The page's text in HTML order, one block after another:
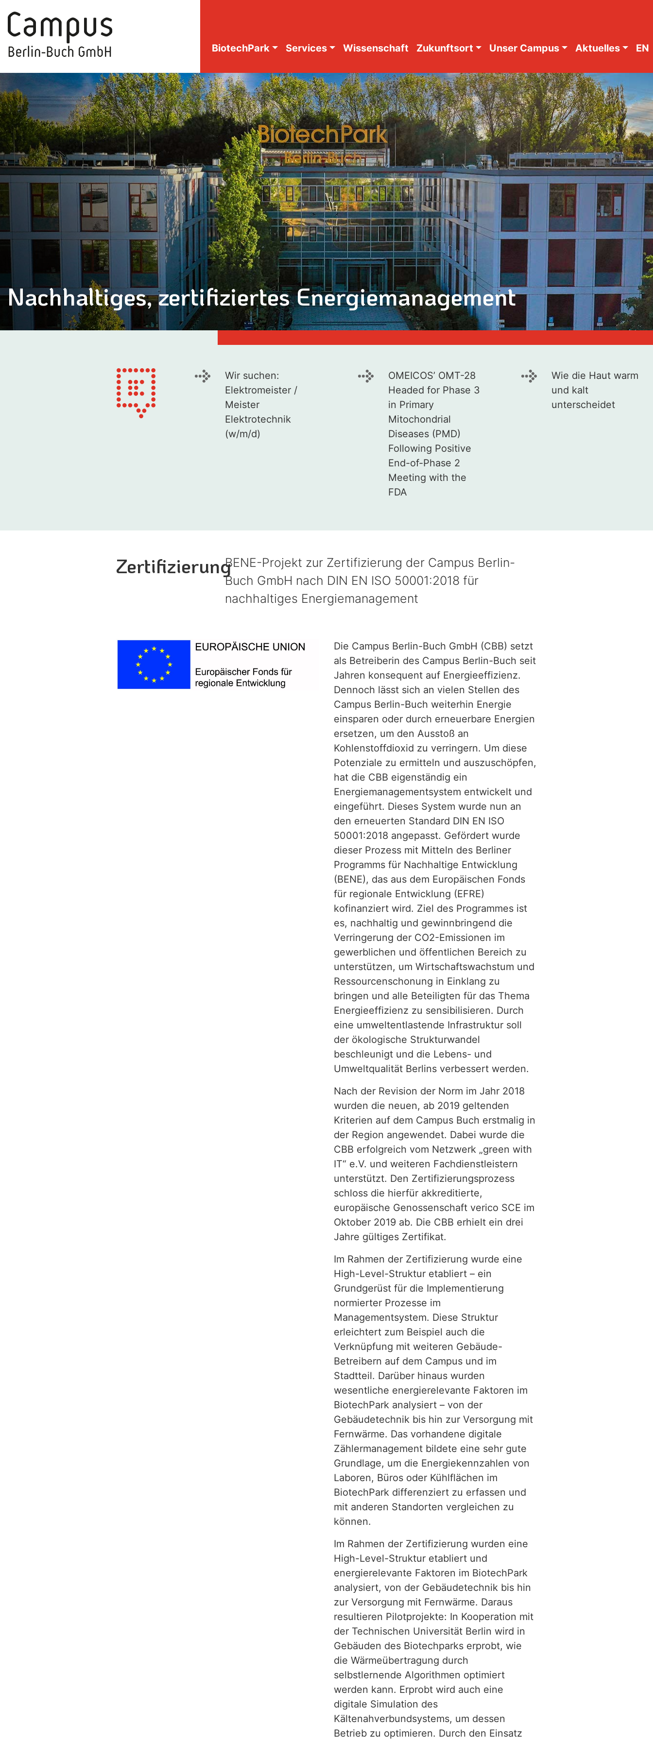
direkt zum Inhalt springen
BiotechPark Services Wissenschaft Zukunftsort Unser Campus Aktuelles EN
Nachhaltiges, zertifiziertes Energiemanagement
Wir suchen:
Elektromeister /
Meister
Elektrotechnik
(w/m/d)
OMEICOS’ OMT-28
Headed for Phase 3
in Primary
Mitochondrial
Diseases (PMD)
Following Positive
End-of-Phase 2
Meeting with the
FDA
Wie die Haut warm
und kalt
unterscheidet
ZertifizierungBENE-Projekt zur Zertifizierung der Campus Berlin-
Buch GmbH nach DIN EN ISO 50001:2018 für
nachhaltiges Energiemanagement
Die Campus Berlin-Buch GmbH (CBB) setzt
als Betreiberin des Campus Berlin-Buch seit
Jahren konsequent auf Energieeffizienz.
Dennoch lässt sich an vielen Stellen des
Campus Berlin-Buch weiterhin Energie
einsparen oder durch erneuerbare Energien
ersetzen, um den Ausstoß an
Kohlenstoffdioxid zu verringern. Um diese
Potenziale zu ermitteln und auszuschöpfen,
hat die CBB eigenständig ein
Energiemanagementsystem entwickelt und
eingeführt. Dieses System wurde nun an
den erneuerten Standard DIN EN ISO
50001:2018 angepasst. Gefördert wurde
dieser Prozess mit Mitteln des Berliner
Programms für Nachhaltige Entwicklung
(BENE), das aus dem Europäischen Fonds
für regionale Entwicklung (EFRE)
kofinanziert wird. Ziel des Programmes ist
es, nachhaltig und gewinnbringend die
Verringerung der CO2-Emissionen im
gewerblichen und öffentlichen Bereich zu
unterstützen, um Wirtschaftswachstum und
Ressourcenschonung in Einklang zu
bringen und alle Beteiligten für das Thema
Energieeffizienz zu sensibilisieren. Durch
eine umweltentlastende Infrastruktur soll
der ökologische Strukturwandel
beschleunigt und die Lebens- und
Umweltqualität Berlins verbessert werden.
Nach der Revision der Norm im Jahr 2018
wurden die neuen, ab 2019 geltenden
Kriterien auf dem Campus Buch erstmalig in
der Region angewendet. Dabei wurde die
CBB erfolgreich vom Netzwerk „green with
IT“ e.V. und weiteren Fachdienstleistern
unterstützt. Den Zertifizierungsprozess
schloss die hierfür akkreditierte,
europäische Genossenschaft verico SCE im
Oktober 2019 ab. Die CBB erhielt ein drei
Jahre gültiges Zertifikat.
Im Rahmen der Zertifizierung wurde eine
High-Level-Struktur etabliert – ein
Grundgerüst für die Implementierung
normierter Prozesse im
Managementsystem. Diese Struktur
erleichtert zum Beispiel auch die
Verknüpfung mit weiteren Gebäude-
Betreibern auf dem Campus und im
Stadtteil. Darüber hinaus wurden
wesentliche energierelevante Faktoren im
BiotechPark analysiert – von der
Gebäudetechnik bis hin zur Versorgung mit
Fernwärme. Das vorhandene digitale
Zählermanagement bildete eine sehr gute
Grundlage, um die Energiekennzahlen von
Laboren, Büros oder Kühlflächen im
BiotechPark differenziert zu erfassen und
mit anderen Standorten vergleichen zu
können.
Im Rahmen der Zertifizierung wurden eine
High-Level-Struktur etabliert und
energierelevante Faktoren im BiotechPark
analysiert, von der Gebäudetechnik bis hin
zur Versorgung mit Fernwärme. Daraus
resultieren Pilotprojekte: In Kooperation mit
der Technischen Universität Berlin wird in
Gebäuden des Biotechparks erprobt, wie
die Wärmeübertragung durch
selbstlernende Algorithmen optimiert
werden kann. Erprobt wird auch eine
digitale Simulation des
Kältenahverbundsystems, um dessen
Betrieb zu optimieren. Durch den Einsatz